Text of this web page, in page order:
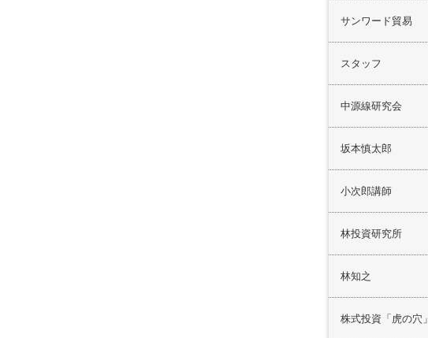
サンワード貿易
スタッフ
中源線研究会
坂本慎太郎
小次郎講師
林投資研究所
林知之
株式投資「虎の穴」